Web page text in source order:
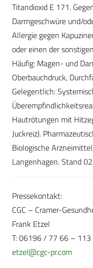
Titandioxid E 171.
Darmgeschwüre und/
Allergie gegen
oder einen der
Häufig: Magen- und
Oberbauchdruck,
Gelegentlich:
Hautrötungen mit
Juckreiz).
Biologische
Langenhagen. Stand
Pressekontakt:
CGC – Cramer-
Frank Etzel
T: 06196 / 77 66 – 113
etzel@cgc-pr.com